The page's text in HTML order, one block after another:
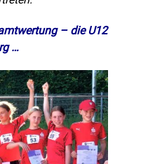
– die U12
…